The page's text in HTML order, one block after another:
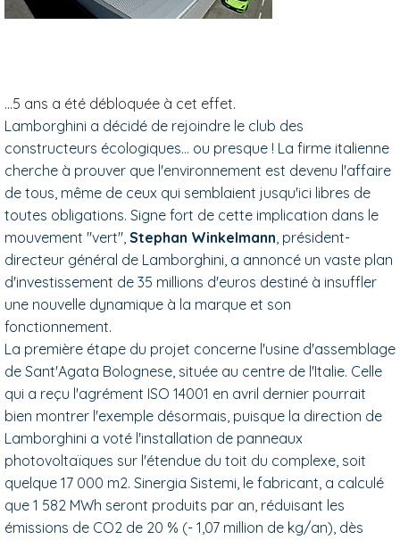
...5 ans a été débloquée à cet effet.
Lamborghini a décidé de rejoindre le club des
constructeurs écologiques… ou presque ! La firme italienne
cherche à prouver que l'environnement est devenu l'affaire
de tous, même de ceux qui semblaient jusqu'ici libres de
toutes obligations. Signe fort de cette implication dans le
mouvement "vert", Stephan Winkelmann, président-
directeur général de Lamborghini, a annoncé un vaste plan
d'investissement de 35 millions d'euros destiné à insuffler
une nouvelle dynamique à la marque et son
fonctionnement.
La première étape du projet concerne l'usine d'assemblage
de Sant'Agata Bolognese, située au centre de l'Italie. Celle
qui a reçu l'agrément ISO 14001 en avril dernier pourrait
bien montrer l'exemple désormais, puisque la direction de
Lamborghini a voté l'installation de panneaux
photovoltaïques sur l'étendue du toit du complexe, soit
quelque 17 000 m2. Sinergia Sistemi, le fabricant, a calculé
que 1 582 MWh seront produits par an, réduisant les
émissions de CO2 de 20 % (- 1,07 million de kg/an), dès